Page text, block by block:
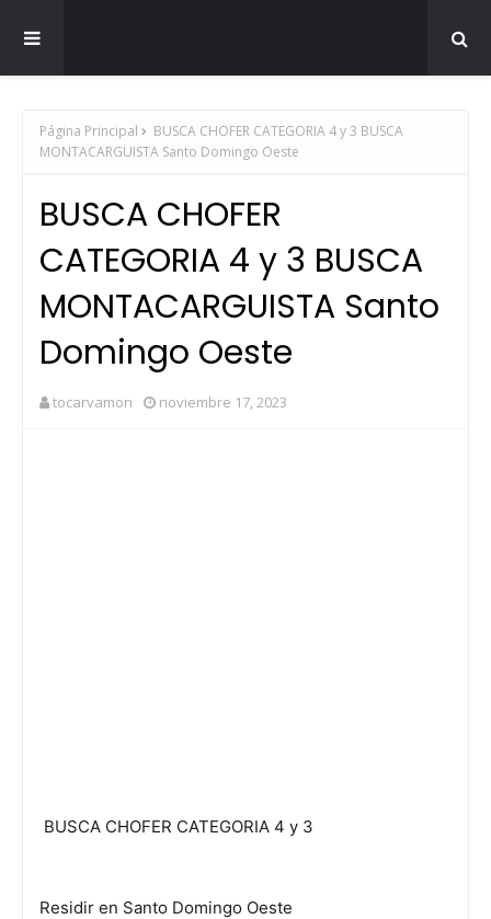
Página Principal
BUSCA CHOFER CATEGORIA 4 y 3 BUSCA
MONTACARGUISTA Santo Domingo Oeste
BUSCA CHOFER
CATEGORIA 4 y 3 BUSCA
MONTACARGUISTA Santo
Domingo Oeste
tocarvamon noviembre 17, 2023
BUSCA CHOFER CATEGORIA 4 y 3
Residir en Santo Domingo Oeste